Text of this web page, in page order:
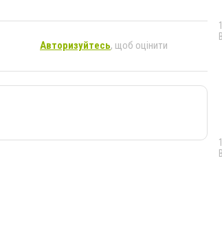
Авторизуйтесь, щоб оцінити